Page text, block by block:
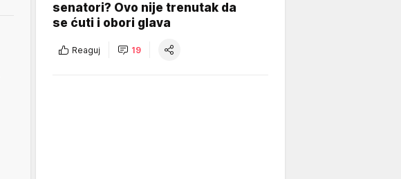
senatori? Ovo nije trenutak da
se ćuti i obori glava
Reaguj 19